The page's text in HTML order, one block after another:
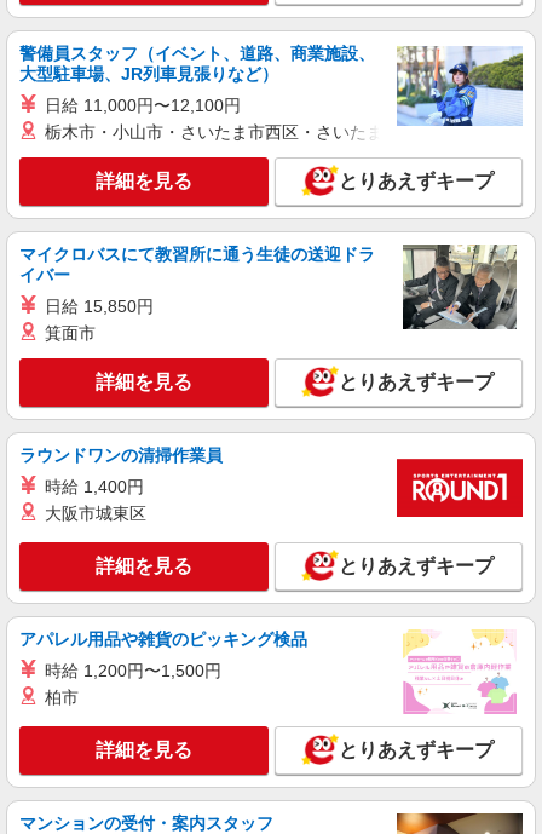
キープ
派遣社員
株式会社kotrio /●TK-H-1990904
渋川駅＊看護助手＊日払いOK！推し活の軍資
金も即ゲット◎
時給1500円〜2125円 ＜日払い有/週払い有/交
通費全支給(ガソリン代含む)＞
渋川市 交通費全額支給あり
詳細を見る
派遣社員
高収入を目指したい方必見！未経験でも日収
1.1万〜可！看護助手
時給1500円〜2125円 ＜日払い有/週払い有/交
通費全支給(ガソリン代含む)＞
アルバイト パート 派遣社員
日研トータルソーシング株式会社 メディカルケア事業部/高崎オフィ
ス【看護助手】
看護助手（ナースエイド）
時給1,250円 ★週払いOK（規定あり） ※給与
群馬県渋川市 【最寄駅】八木原駅
キープ 詳細を見る
警備員スタッフ（イベント、道路、商業施設、
大型駐車場、JR列車見張りなど）
日給 11,000円〜12,100円
栃木市・小山市・さいたま市西区・さいたま市岩槻区・久喜市・
詳細を見る とりあえずキープ
マイクロバスにて教習所に通う生徒の送迎ドラ
イバー
日給 15,850円
箕面市
詳細を見る とりあえずキープ
ラウンドワンの清掃作業員
時給 1,400円
大阪市城東区
詳細を見る とりあえずキープ
アパレル用品や雑貨のピッキング検品
時給 1,200円〜1,500円
柏市
詳細を見る とりあえずキープ
マンションの受付・案内スタッフ